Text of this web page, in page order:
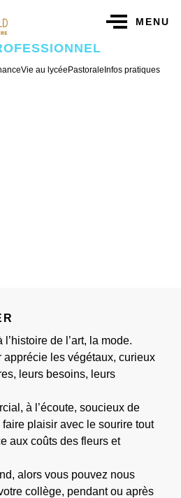
MENU
Vie au lycée Pastorale Infos pratiques
de l’art, la mode.
apprécie les végétaux, curieux
leurs besoins, leurs
à l’écoute, soucieux de
plaisir avec le sourire tout
aux coûts des fleurs et
alors vous pouvez nous
collège, pendant ou après